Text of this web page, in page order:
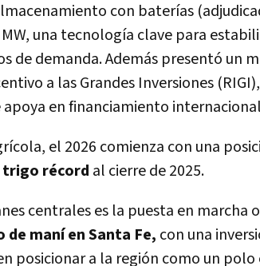
con baterías
una tecnología clave para
de demanda. Además presentó un
a las Grandes Inversiones
apoya en financiamiento
el 2026 comienza con una
trigo récord al cierre de 2025.
centrales es la puesta en
maní en Santa Fe, con una
posicionar a la región como un